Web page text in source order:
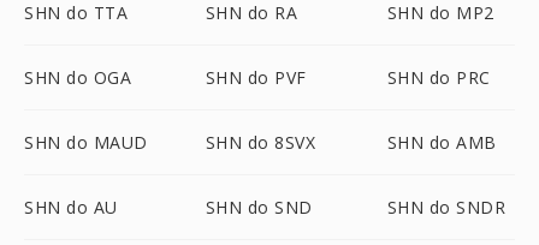
SHN do TTA SHN do RA SHN do MP2
SHN do OGA SHN do PVF SHN do PRC
SHN do MAUD SHN do 8SVX SHN do AMB
SHN do AU SHN do SND SHN do SNDR